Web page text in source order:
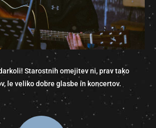
Starostnih omejitev ni, prav tako
le veliko dobre glasbe in koncertov.